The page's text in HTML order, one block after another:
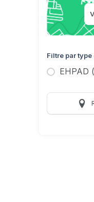
Filtre par
EHPAD